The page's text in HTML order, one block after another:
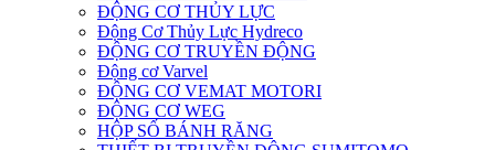
ĐỘNG CƠ THỦY LỰC
Động Cơ Thủy Lực Hydreco
ĐỘNG CƠ TRUYỀN ĐỘNG
Động cơ Varvel
ĐỘNG CƠ VEMAT MOTORI
ĐỘNG CƠ WEG
HỘP SỐ BÁNH RĂNG